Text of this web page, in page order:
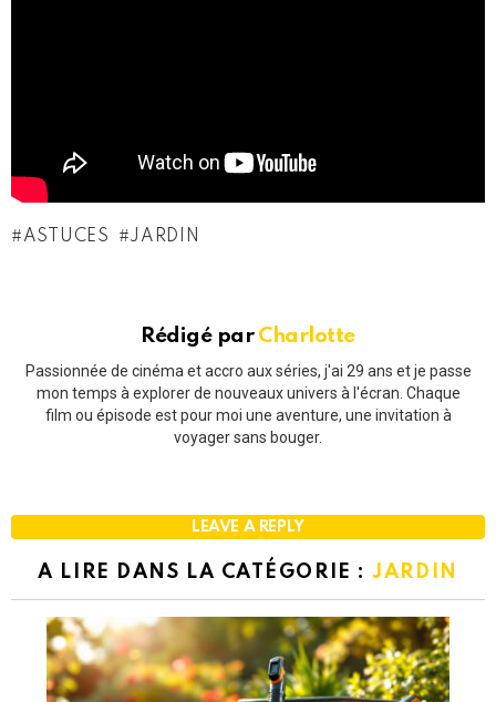
ASTUCES JARDIN
Rédigé par Charlotte
Passionnée de cinéma et accro aux séries, j'ai 29 ans et je passe
mon temps à explorer de nouveaux univers à l'écran. Chaque
film ou épisode est pour moi une aventure, une invitation à
voyager sans bouger.
LEAVE A REPLY
A LIRE DANS LA CATÉGORIE :JARDIN